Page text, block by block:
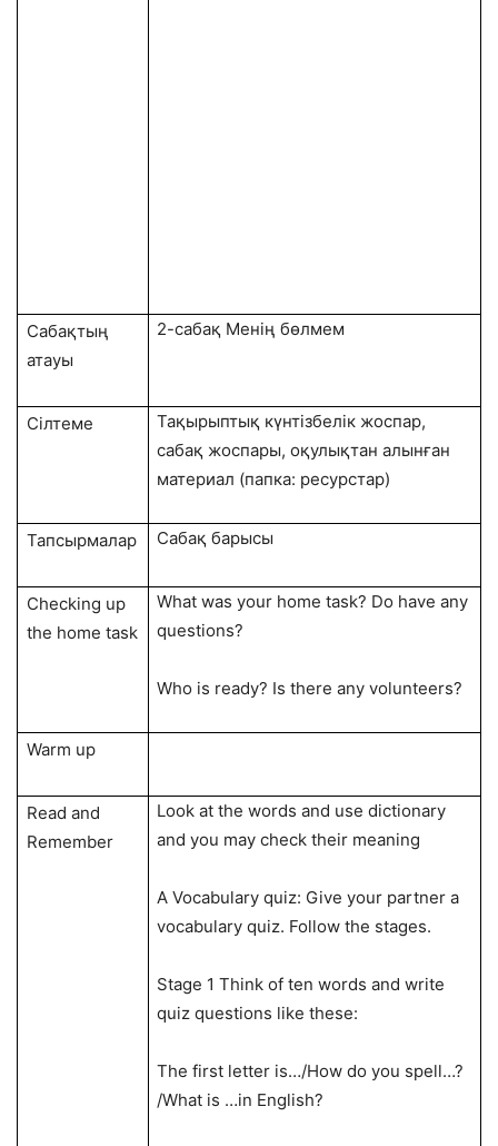
Сабақтың
атауы
2-сабақ Менің бөлмем
Сілтеме
Тақырыптық күнтізбелік жоспар,
сабақ жоспары, оқулықтан алынған
материал (папка: ресурстар)
Тапсырмалар Сабақ барысы
Checking up
the home task
What was your home task? Do have any
questions?
Who is ready? Is there any volunteers?
Warm up
Read and
Remember
Look at the words and use dictionary
and you may check their meaning
A Vocabulary quiz: Give your partner a
vocabulary quiz. Follow the stages.
Stage 1 Think of ten words and write
quiz questions like these:
The first letter is…/How do you spell…?
/What is …in English?